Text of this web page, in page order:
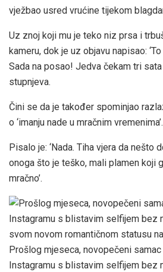
vježbao usred vrućine tijekom
Uz znoj koji mu je teko niz prsa i
kameru, dok je uz objavu napisao:
Sada na posao! Jedva čekam tri
stupnjeva.
Čini se da je također spominjao
o ‘imanju nade u mračnim vremenima’.
Pisalo je: ‘Nada. Tiha vjera da nešto
onoga što je teško, mali plamen koji
mračno’.
Prošlog mjeseca, novopečeni
Instagramu s blistavim selfijem bez